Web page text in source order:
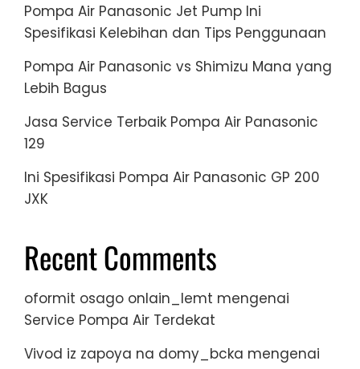
Pompa Air Panasonic Jet Pump Ini
Spesifikasi Kelebihan dan Tips Penggunaan
Pompa Air Panasonic vs Shimizu Mana yang
Lebih Bagus
Jasa Service Terbaik Pompa Air Panasonic
129
Ini Spesifikasi Pompa Air Panasonic GP 200
JXK
Recent Comments
oformit osago onlain_lemt mengenai
Service Pompa Air Terdekat
Vivod iz zapoya na domy_bcka mengenai